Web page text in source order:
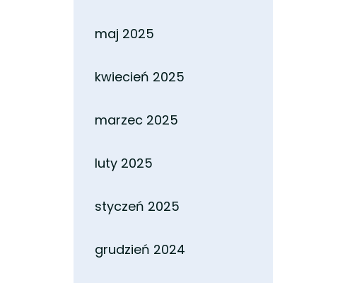
maj 2025
kwiecień 2025
marzec 2025
luty 2025
styczeń 2025
grudzień 2024